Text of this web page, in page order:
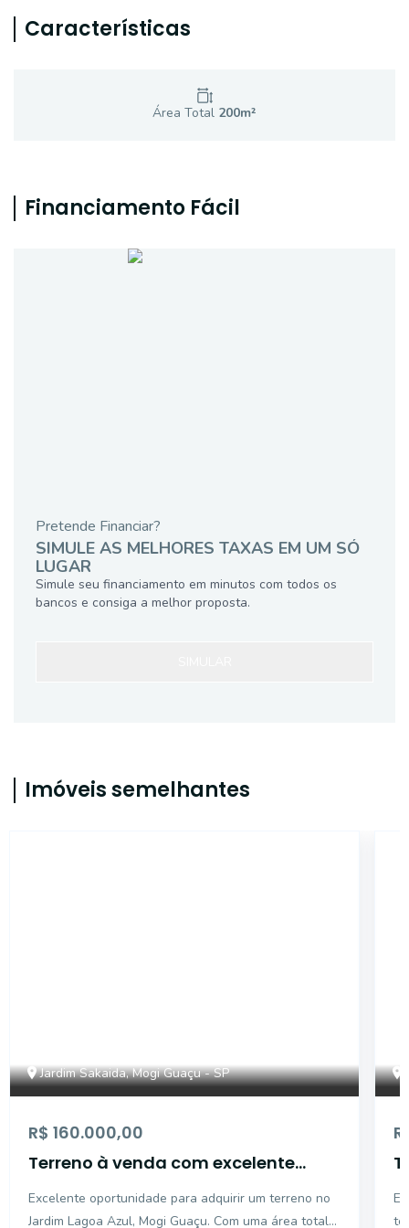
Características
Área Total 200m²
Financiamento Fácil
Pretende Financiar?
SIMULE AS MELHORES TAXAS EM UM SÓ
LUGAR
Simule seu financiamento em minutos com todos os
bancos e consiga a melhor proposta.
Imóveis semelhantes
Jardim Sakaida, Mogi Guaçu - SP
R$ 160.000,00
Terreno à venda com excelente
Jd. Sakaida, Mogi Guaçu/SP
Excelente oportunidade para adquirir um terreno no
Jardim Lagoa Azul, Mogi Guaçu. Com uma área total